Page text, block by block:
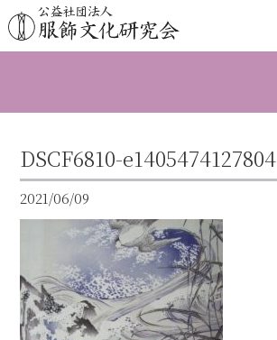
DSCF6810-e1405474127804
2021/06/09